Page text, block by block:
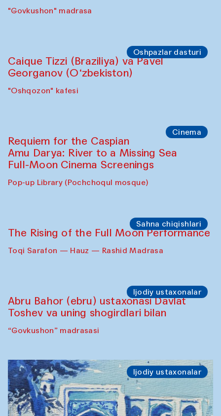
"Govkushon" madrasa
Oshpazlar dasturi
Caique Tizzi (Braziliya) va Pavel
Georganov (O‘zbekiston)
"Oshqozon" kafesi
Cinema
Requiem for the Caspian
Amu Darya: River to a Missing Sea
Full-Moon Cinema Screenings
Pop-up Library (Pochchoqul mosque)
Sahna chiqishlari
The Rising of the Full Moon Performance
Toqi Sarafon — Hauz — Rashid Madrasa
Ijodiy ustaxonalar
Abru Bahor (ebru) ustaxonasi Davlat
Toshev va uning shogirdlari bilan
“Govkushon” madrasasi
Ijodiy ustaxonalar